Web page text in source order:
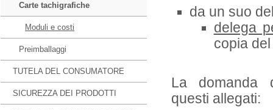
Carte tachigrafiche
Moduli e costi
Preimballaggi
TUTELA DEL CONSUMATORE
SICUREZZA DEI PRODOTTI
da un suo
delega
copia
La domanda
questi allegati: